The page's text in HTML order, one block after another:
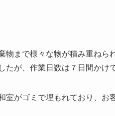
まで様々な物が積み重ねら
が、作業日数は７日間かけ
がゴミで埋もれており、お